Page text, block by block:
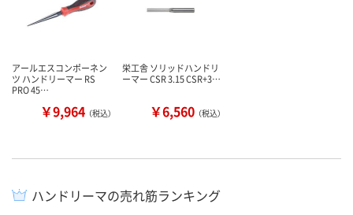
アールエスコンポーネン
ツ ハンドリーマー RS
PRO 45…
￥9,964 （税込）
栄工舎 ソリッドハンドリ
ーマー CSR 3.15 CSR+3…
￥6,560 （税込）
ハンドリーマの売れ筋ランキング